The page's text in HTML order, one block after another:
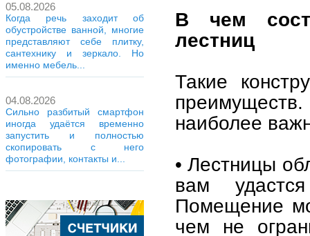
05.08.2026
Когда речь заходит об
обустройстве ванной, многие
представляют себе плитку,
сантехнику и зеркало. Но
именно мебель...
04.08.2026
Сильно разбитый смартфон
иногда удаётся временно
запустить и полностью
скопировать с него
фотографии, контакты и...
В чем
лестниц
Такие
наиболее
• Лестницы
вам
Помещение
чем не